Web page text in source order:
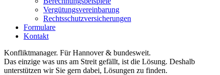
Vergütungsvereinbarung
Rechtsschutzversicherungen
Formulare
Kontakt
Konfliktmanager. Für Hannover & bundesweit.
Das einzige was uns am Streit gefällt, ist die Lösung. Deshalb
unterstützen wir Sie gern dabei, Lösungen zu finden.